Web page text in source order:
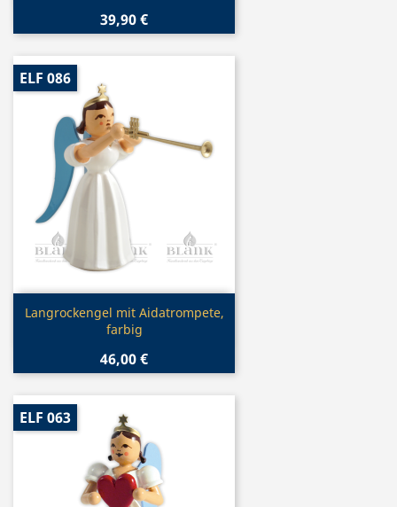
39,90 €
Vorschau
Langrockengel mit Aidatrompete,
farbig
46,00 €
ELF 086
ELF 063